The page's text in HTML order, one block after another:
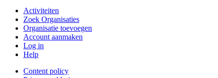
Activiteiten
Zoek Organisaties
Organisatie toevoegen
Account aanmaken
Log in
Help
Content policy